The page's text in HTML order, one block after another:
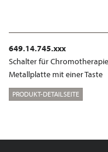
649.14.745.xxx
Schalter für Chromotherapie
Metallplatte mit einer Taste
PRODUKT-DETAILSEITE